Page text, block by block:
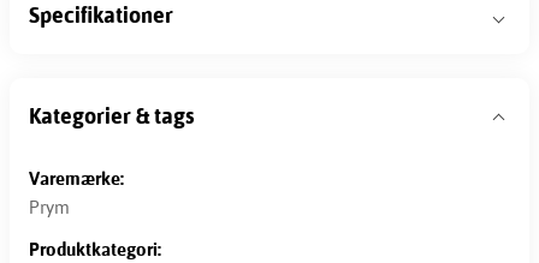
Specifikationer
Kategorier & tags
Varemærke:
Prym
Produktkategori: